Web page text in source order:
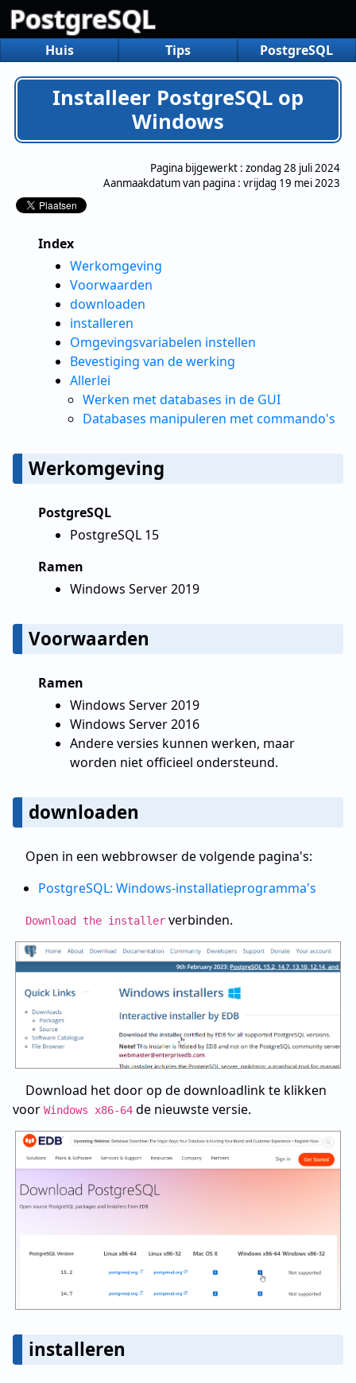
PostgreSQL
Huis Tips PostgreSQL
Installeer PostgreSQL op
Windows
Pagina bijgewerkt : zondag 28 juli 2024
Aanmaakdatum van pagina : vrijdag 19 mei 2023
Index
Werkomgeving
Voorwaarden
downloaden
installeren
Omgevingsvariabelen instellen
Bevestiging van de werking
Allerlei
Werken met databases in de GUI
Databases manipuleren met commando's
Werkomgeving
PostgreSQL
PostgreSQL 15
Ramen
Windows Server 2019
Voorwaarden
Ramen
Windows Server 2019
Windows Server 2016
Andere versies kunnen werken, maar
worden niet officieel ondersteund.
downloaden
Open in een webbrowser de volgende pagina's:
PostgreSQL: Windows-installatieprogramma's
Download the installer verbinden.
Download het door op de downloadlink te klikken
voor Windows x86-64 de nieuwste versie.
installeren